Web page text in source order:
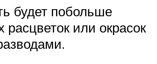
будет побольше
расцветок или окрасок